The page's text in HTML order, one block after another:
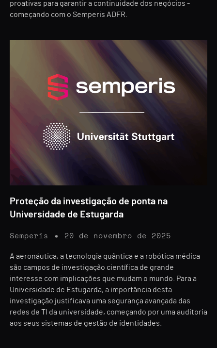
proativas para garantir a continuidade dos negócios -
começando com o Semperis ADFR.
Proteção da investigação de ponta na
Universidade de Estugarda
Semperis 20 de novembro de 2025
A aeronáutica, a tecnologia quântica e a robótica médica
são campos de investigação científica de grande
interesse com implicações que mudam o mundo. Para a
Universidade de Estugarda, a importância desta
investigação justificava uma segurança avançada das
redes de TI da universidade, começando por uma auditoria
aos seus sistemas de gestão de identidades.